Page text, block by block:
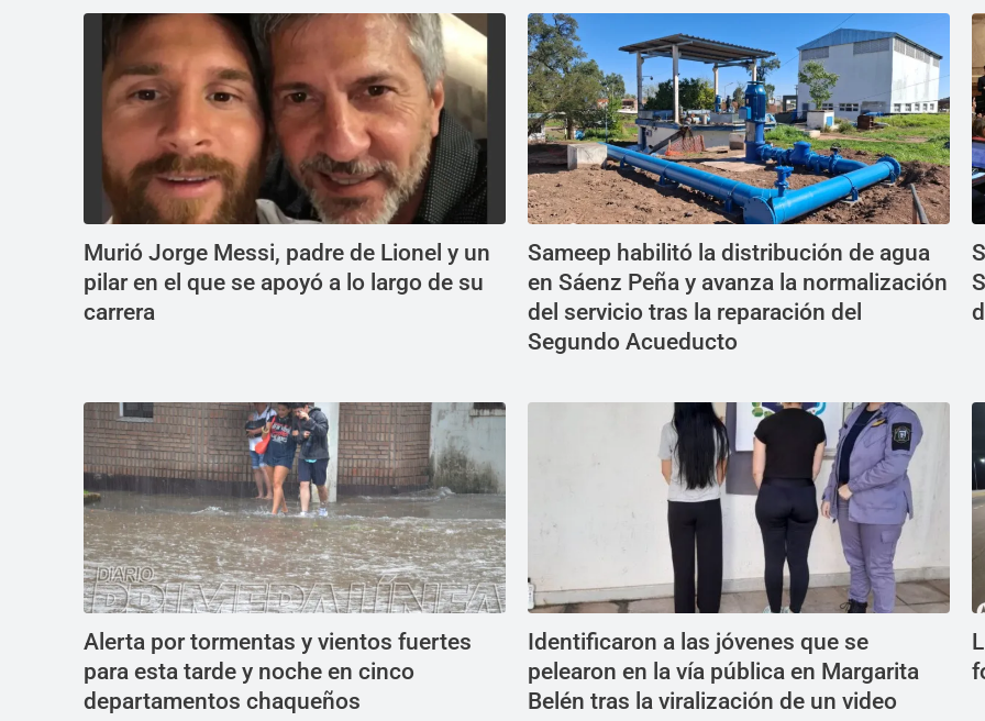
Murió Jorge Messi, padre de Lionel y un
pilar en el que se apoyó a lo largo de su
carrera
Sameep habilitó la distribución de agua
en Sáenz Peña y avanza la normalización
del servicio tras la reparación del
Segundo Acueducto
Alerta por tormentas y vientos fuertes
para esta tarde y noche en cinco
departamentos chaqueños
Identificaron a las jóvenes que se
pelearon en la vía pública en Margarita
Belén tras la viralización de un video